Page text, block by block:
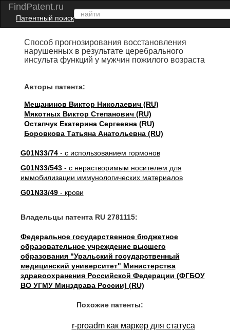
FindPatent.ru
Патентный поиск
Способ прогнозирования восстановления
нарушенных в результате церебрального
инсульта функций у мужчин пожилого возраста
Авторы патента:
Мещанинов Виктор Николаевич (RU)
Мякотных Виктор Степанович (RU)
Остапчук Екатерина Сергеевна (RU)
Боровкова Татьяна Анатольевна (RU)
G01N33/74- с использованием гормонов
G01N33/543- с нерастворимым носителем для
иммобилизации иммунологических материалов
G01N33/49- крови
Владельцы патента RU 2781115:
Федеральное государственное бюджетное
образовательное учреждение высшего
образования "Уральский государственный
медицинский университет" Министерства
здравоохранения Российской Федерации (ФГБОУ
ВО УГМУ Минздрава России) (RU)
Похожие патенты:
r-proadm как маркер для статуса